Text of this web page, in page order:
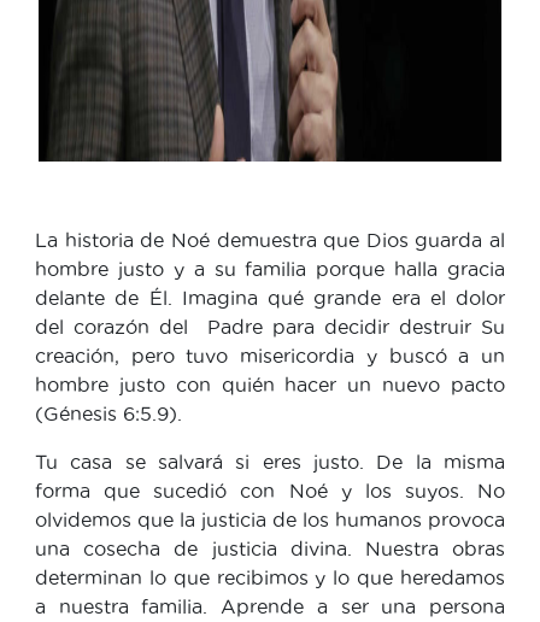
La historia de Noé demuestra que Dios guarda al
hombre justo y a su familia porque halla gracia
delante de Él. Imagina qué grande era el dolor
del corazón del Padre para decidir destruir Su
creación, pero tuvo misericordia y buscó a un
hombre justo con quién hacer un nuevo pacto
(Génesis 6:5.9).
Tu casa se salvará si eres justo. De la misma
forma que sucedió con Noé y los suyos. No
olvidemos que la justicia de los humanos provoca
una cosecha de justicia divina. Nuestra obras
determinan lo que recibimos y lo que heredamos
a nuestra familia. Aprende a ser una persona